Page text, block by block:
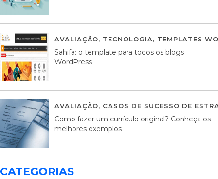
AVALIAÇÃO, TECNOLOGIA, TEMPLATES
Sahifa: o template para todos os blogs
WordPress
AVALIAÇÃO, CASOS DE SUCESSO DE
Como fazer um currículo original? Conheça os
melhores exemplos
CATEGORIAS